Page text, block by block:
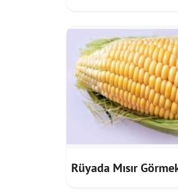
Rüyada Mısır